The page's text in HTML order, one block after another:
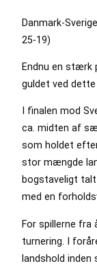
Danmark-
25-19)
Endnu en stærk
guldet ved dette
I finalen mod
ca. midten af
som holdet
stor mængde
bogstaveligt
med en
For spillerne fra
turnering. I
landshold